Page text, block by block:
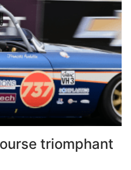
triomphant